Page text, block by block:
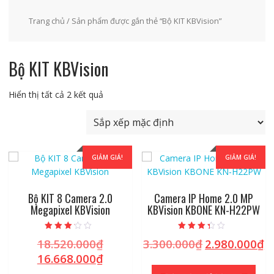
Trang chủ / Sản phẩm được gắn thẻ “Bộ KIT KBVision”
Bộ KIT KBVision
Hiển thị tất cả 2 kết quả
GIẢM GIÁ!
Bộ KIT 8 Camera 2.0
Megapixel KBVision
xếp hạng
2.96
5 sao
18.520.000₫Giá
gốc
16.668.000₫Giá
GIẢM GIÁ!
Camera IP Home 2.0 MP
KBVision KBONE KN-H22PW
hạng
3.06
3.300.000₫ Giá
là:
2.980.000₫